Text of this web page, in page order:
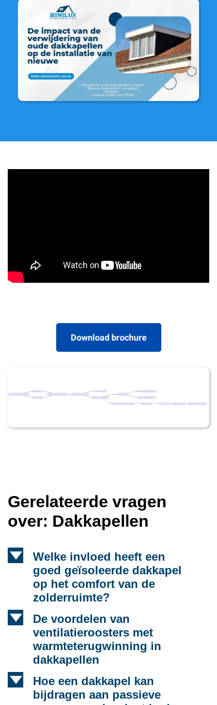
Download brochure
Gerelateerde vragen
over: Dakkapellen
d
Welke invloed heeft een
goed geïsoleerde dakkapel
op het comfort van de
zolderruimte?
d
De voordelen van
ventilatieroosters met
warmteterugwinning in
dakkapellen
d
Hoe een dakkapel kan
bijdragen aan passieve